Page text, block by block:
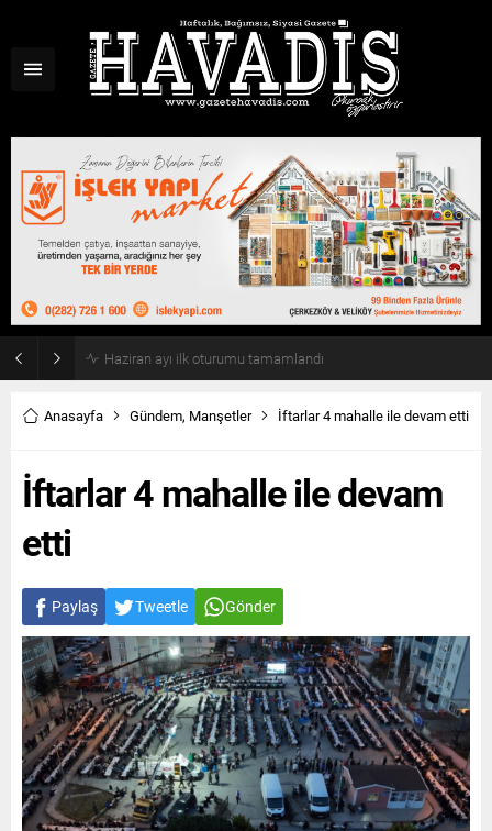
Haziran ayı ilk oturumu tamamlandı
Anasayfa Gündem, Manşetler İftarlar 4 mahalle ile devam etti
İftarlar 4 mahalle ile devam
etti
Paylaş Tweetle Gönder